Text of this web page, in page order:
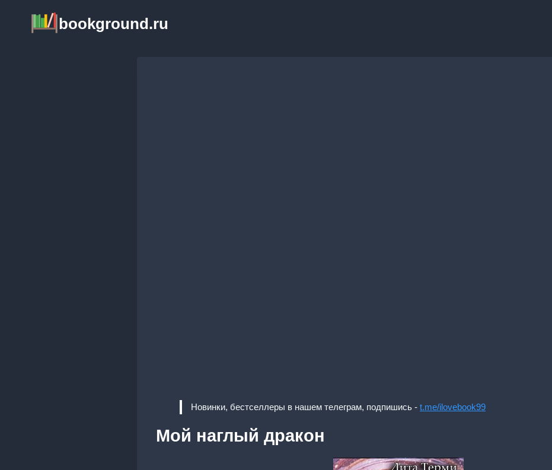
содержимому
bookground.ru
Новинки, бестселлеры в нашем телеграм, подпишись - t.me/ilovebook99
Мой наглый дракон